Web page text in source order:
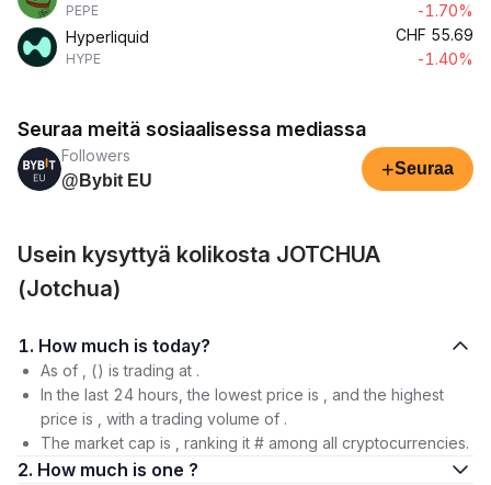
PEPE
-1.70%
Hyperliquid
HYPE
CHF 55.69
-1.40%
Seuraa meitä sosiaalisessa mediassa
Followers
@Bybit EU
+Seuraa
Usein kysyttyä kolikosta JOTCHUA
(Jotchua)
1. How much is today?
As of , () is trading at .
In the last 24 hours, the lowest price is , and the highest
price is , with a trading volume of .
The market cap is , ranking it # among all cryptocurrencies.
2. How much is one ?